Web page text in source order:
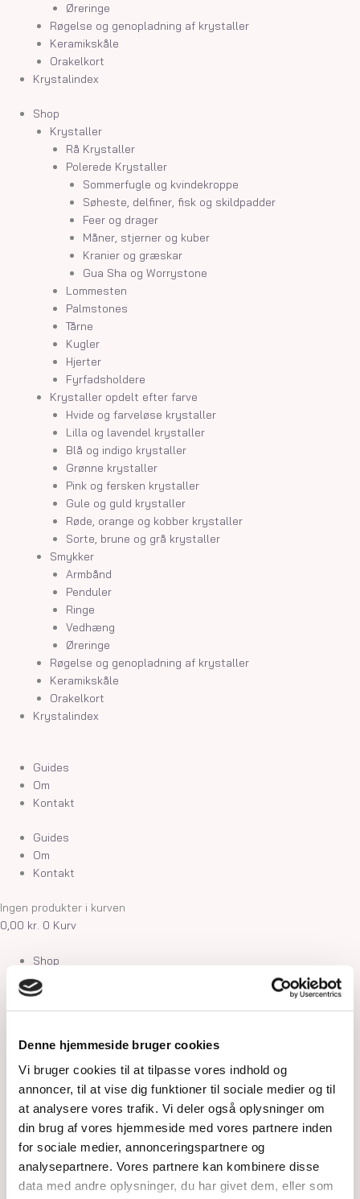
Denne hjemmeside bruger cookies
Vi bruger cookies til at tilpasse vores indhold og
annoncer, til at vise dig funktioner til sociale medier og til
at analysere vores trafik. Vi deler også oplysninger om
din brug af vores hjemmeside med vores partnere inden
for sociale medier, annonceringspartnere og
analysepartnere. Vores partnere kan kombinere disse
data med andre oplysninger, du har givet dem, eller som
Øreringe
Røgelse og genopladning af krystaller
Keramikskåle
Orakelkort
Krystalindex
Shop
Krystaller
Rå Krystaller
Polerede Krystaller
Sommerfugle og kvindekroppe
Søheste, delfiner, fisk og skildpadder
Feer og drager
Måner, stjerner og kuber
Kranier og græskar
Gua Sha og Worrystone
Lommesten
Palmstones
Tårne
Kugler
Hjerter
Fyrfadsholdere
Krystaller opdelt efter farve
Hvide og farveløse krystaller
Lilla og lavendel krystaller
Blå og indigo krystaller
Grønne krystaller
Pink og fersken krystaller
Gule og guld krystaller
Røde, orange og kobber krystaller
Sorte, brune og grå krystaller
Smykker
Armbånd
Penduler
Ringe
Vedhæng
Øreringe
Røgelse og genopladning af krystaller
Keramikskåle
Orakelkort
Krystalindex
Guides
Om
Kontakt
Guides
Om
Kontakt
Ingen produkter i kurven
0,00 kr. 0 Kurv
Shop
Polerede Krystaller
Søheste, delfiner, fisk og skildpadder
Feer og drager
Måner, stjerner og kuber
Kranier og græskar
Lommesten
Palmstone
Tårne
Kugler